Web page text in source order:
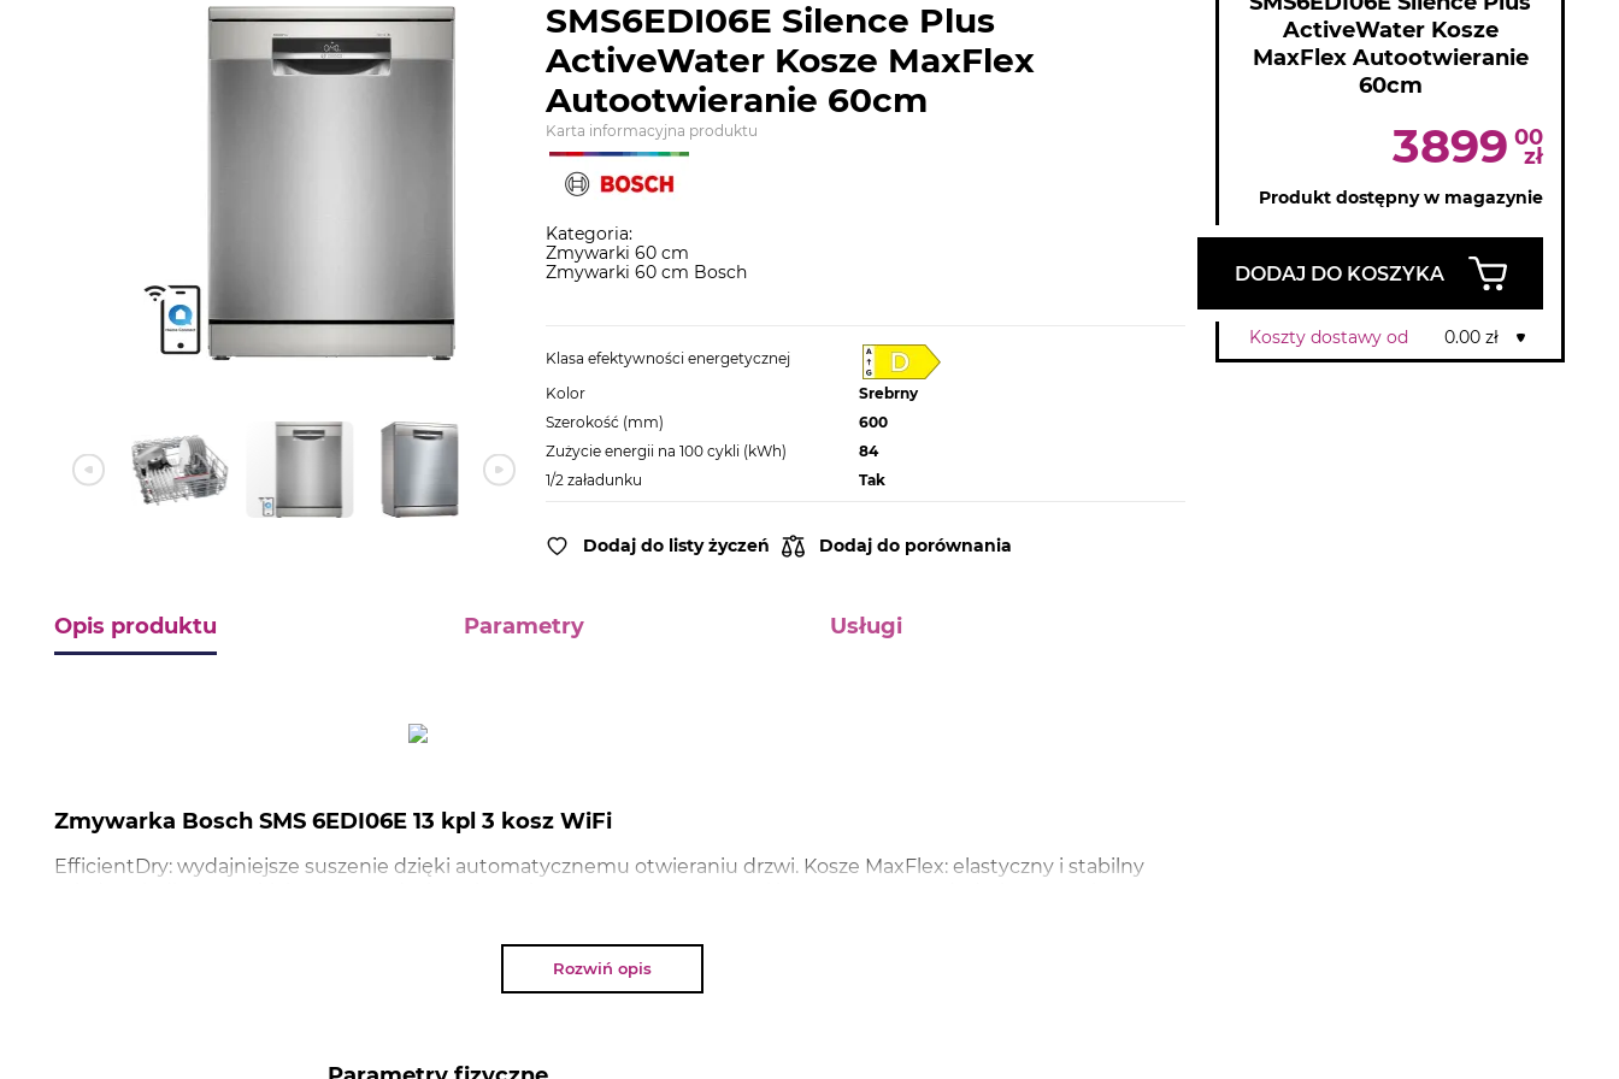
SMS6EDI06E Silence Plus
ActiveWater Kosze MaxFlex
Autootwieranie 60cm
Karta informacyjna produktu
Kategoria:
Zmywarki 60 cm
Zmywarki 60 cm Bosch
Klasa efektywności energetycznej
Kolor
Srebrny
Szerokość (mm)
600
Zużycie energii na 100 cykli (kWh)
84
1/2 załadunku
Tak
Dodaj do listy życzeń Dodaj do porównania
ActiveWater Kosze
MaxFlex Autootwieranie
60cm
3899 00
zł
Produkt dostępny w magazynie
DODAJ DO KOSZYKA
Koszty dostawy od 0.00 zł
Opis produktu Parametry Usługi
Zmywarka Bosch SMS 6EDI06E 13 kpl 3 kosz WiFi
EfficientDry: wydajniejsze suszenie dzięki automatycznemu otwieraniu drzwi. Kosze MaxFlex: elastyczny i stabilny
Connect: zdalny dostęp i kontrola urządzeń, który ułatwia każdy dzień.
Rozwiń opis